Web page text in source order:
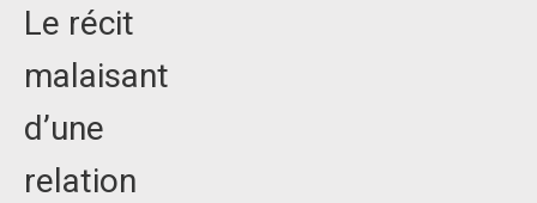
Le récit
malaisant
d’une
relation